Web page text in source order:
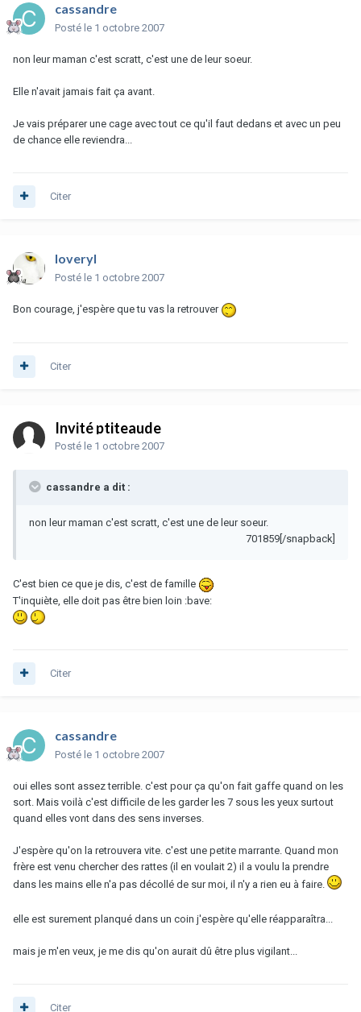
cassandre
Posté le 1 octobre 2007
non leur maman c'est scratt, c'est une de leur soeur.
Elle n'avait jamais fait ça avant.
Je vais préparer une cage avec tout ce qu'il faut dedans et avec un peu
de chance elle reviendra...
Citer
loveryl
Posté le 1 octobre 2007
Bon courage, j'espère que tu vas la retrouver
Citer
Invité ptiteaude
Posté le 1 octobre 2007
cassandre a dit :
non leur maman c'est scratt, c'est une de leur soeur.
701859[/snapback]
C'est bien ce que je dis, c'est de famille
T'inquiète, elle doit pas être bien loin :bave:
Citer
cassandre
Posté le 1 octobre 2007
oui elles sont assez terrible. c'est pour ça qu'on fait gaffe quand on les
sort. Mais voilà c'est difficile de les garder les 7 sous les yeux surtout
quand elles vont dans des sens inverses.
J'espère qu'on la retrouvera vite. c'est une petite marrante. Quand mon
frère est venu chercher des rattes (il en voulait 2) il a voulu la prendre
dans les mains elle n'a pas décollé de sur moi, il n'y a rien eu à faire.
elle est surement planqué dans un coin j'espère qu'elle réapparaîtra...
mais je m'en veux, je me dis qu'on aurait dû être plus vigilant...
Citer